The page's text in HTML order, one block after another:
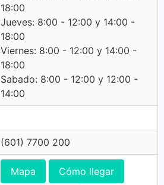
18:00
Jueves: 8:00 - 12:00 y 14:00 -
18:00
Viernes: 8:00 - 12:00 y 14:00 -
18:00
Sabado: 8:00 - 12:00 y 12:00 -
14:00
(601) 7700 200
Mapa Cómo llegar